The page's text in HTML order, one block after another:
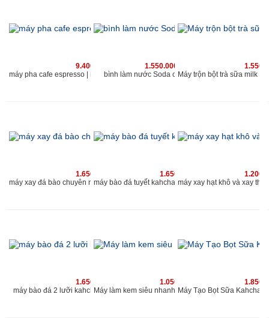
9.400.000 vnđ
máy pha cafe espresso | máy xay cà phê chuyên nghiệp
1.550.000 vnđ
bình làm nước Soda cho quán kahchan
1.650.000 vnđ
máy xay đá bào chuyên nghiệp 2019 | máy bào đá tuyết 2 nắp 2 lưới | www.kahchan.vn
1.650.000 vnđ
1.650.000 vnđ
máy bào đá 2 lưỡi kahchan chuyên nghiệp cho quán
1.050.000 vnđ